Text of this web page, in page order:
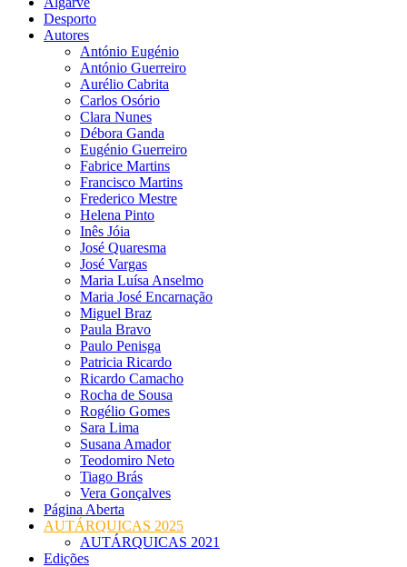
Desporto
Autores
António Eugénio
António Guerreiro
Aurélio Cabrita
Carlos Osório
Clara Nunes
Débora Ganda
Eugénio Guerreiro
Fabrice Martins
Francisco Martins
Frederico Mestre
Helena Pinto
Inês Jóia
José Quaresma
José Vargas
Maria Luísa Anselmo
Maria José Encarnação
Miguel Braz
Paula Bravo
Paulo Penisga
Patricia Ricardo
Ricardo Camacho
Rocha de Sousa
Rogélio Gomes
Sara Lima
Susana Amador
Teodomiro Neto
Tiago Brás
Vera Gonçalves
Página Aberta
AUTÁRQUICAS 2025
AUTÁRQUICAS 2021
Edições